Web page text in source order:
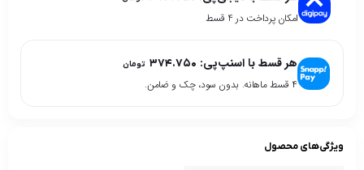
امکان پرداخت در 4 قسط
هر قسط با اسنپ‌پی: ۳۷۴.۷۵۰ تومان
۴ قسط ماهانه. بدون سود، چک و ضامن.
ویژگی‌های محصول